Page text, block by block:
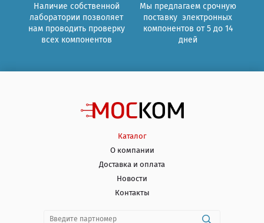
Наличие собственной
лаборатории позволяет
нам проводить проверку
всех компонентов
Мы предлагаем срочную
поставку электронных
компонентов от 5 до 14
дней
Каталог
О компании
Доставка и оплата
Новости
Контакты